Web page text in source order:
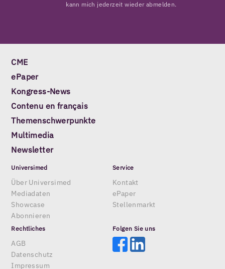
kann mich jederzeit wieder abmelden.
CME
ePaper
Kongress-News
Contenu en français
Themenschwerpunkte
Multimedia
Newsletter
Universimed
Über Universimed
Mediadaten
Showcase
Abonnieren
Service
Kontakt
ePaper
Stellenmarkt
Rechtliches
AGB
Datenschutz
Impressum
Folgen Sie uns